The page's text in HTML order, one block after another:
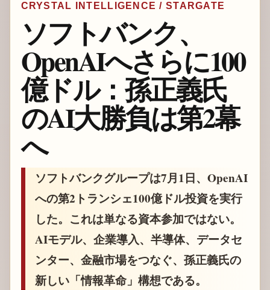
CRYSTAL INTELLIGENCE / STARGATE
ソフトバンク、
OpenAIへさらに100
億ドル：孫正義氏
のAI大勝負は第2幕
へ
ソフトバンクグループは7月1日、OpenAI
への第2トランシェ100億ドル投資を実行
した。これは単なる資本参加ではない。
AIモデル、企業導入、半導体、データセ
ンター、金融市場をつなぐ、孫正義氏の
新しい「情報革命」構想である。